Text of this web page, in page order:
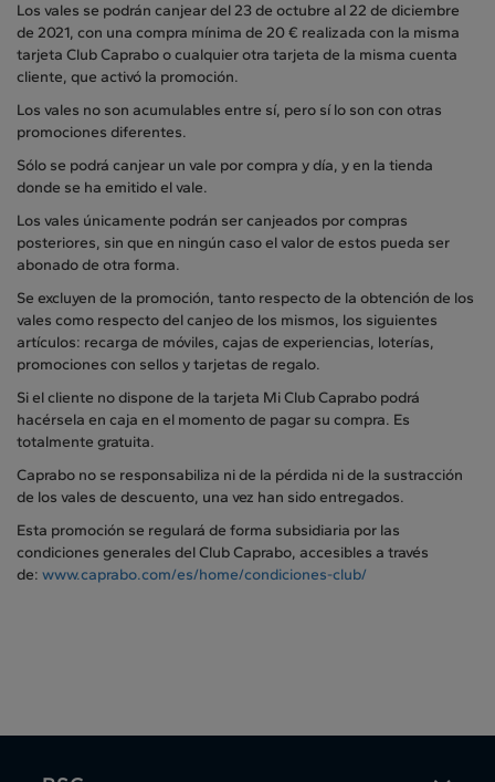
Los vales se podrán canjear del 23 de octubre al 22 de diciembre
de 2021, con una compra mínima de 20 € realizada con la misma
tarjeta Club Caprabo o cualquier otra tarjeta de la misma cuenta
cliente, que activó la promoción.
Los vales no son acumulables entre sí, pero sí lo son con otras
promociones diferentes.
Sólo se podrá canjear un vale por compra y día, y en la tienda
donde se ha emitido el vale.
Los vales únicamente podrán ser canjeados por compras
posteriores, sin que en ningún caso el valor de estos pueda ser
abonado de otra forma.
Se excluyen de la promoción, tanto respecto de la obtención de los
vales como respecto del canjeo de los mismos, los siguientes
artículos: recarga de móviles, cajas de experiencias, loterías,
promociones con sellos y tarjetas de regalo.
Si el cliente no dispone de la tarjeta Mi Club Caprabo podrá
hacérsela en caja en el momento de pagar su compra. Es
totalmente gratuita.
Caprabo no se responsabiliza ni de la pérdida ni de la sustracción
de los vales de descuento, una vez han sido entregados.
Esta promoción se regulará de forma subsidiaria por las
condiciones generales del Club Caprabo, accesibles a través
de: www.caprabo.com/es/home/condiciones-club/